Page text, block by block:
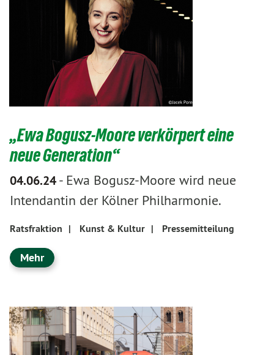
„Ewa Bogusz-Moore verkörpert eine
neue Generation“
04.06.24- Ewa Bogusz-Moore wird neue
Intendantin der Kölner Philharmonie.
Ratsfraktion | Kunst & Kultur | Pressemitteilung
Mehr